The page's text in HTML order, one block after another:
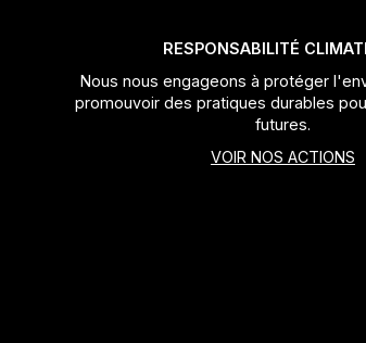
RESPONSABILITÉ
Nous nous engageons à protéger
promouvoir des pratiques durables
futures.
VOIR NOS ACTIONS